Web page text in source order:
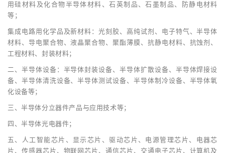
用硅材料及化合物半导体材料、石英制品、石墨制品、防静电材料
等；
集成电路用化学品及新材料：光刻胶、高纯试剂、电子特气、半导体
材料、导电聚合物、液晶聚合物、聚酯薄膜、抗静电材料、抗蚀剂、
工程材料、封装材料；
二、半导体设备：半导体封装设备、半导体扩散设备、半导体焊接设
备、半导体清洗设备、半导体测试设备、半导体制冷设备、半导体氧
化设备等；
三、半导体分立器件产品与应用技术等；
四、半导体光电器件；
五、人工智能芯片、显示芯片、驱动芯片、电源管理芯片、电器芯
片、传感器芯片、物联网芯片、通信芯片、交通电子芯片、计算机及